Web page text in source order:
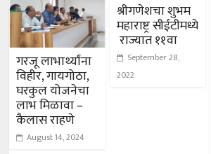
गरजू लाभार्थ्यांना
विहीर, गायगोठा,
घरकुल योजनेचा
लाभ मिळावा –
कैलास राहणे
August 14, 2024
श्रीगणेशचा शुभम
महाराष्ट्र सीईटीमध्ये
राज्यात ११वा
September 28,
2022